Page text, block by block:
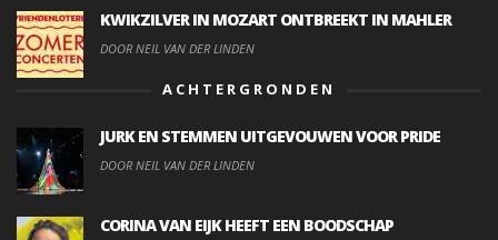
KWIKZILVER IN MOZART ONTBREEKT IN MAHLER
DOOR NEIL VAN DER LINDEN
ACHTERGRONDEN
JURK EN STEMMEN UITGEVOUWEN VOOR PRIDE
DOOR NEIL VAN DER LINDEN
CORINA VAN EIJK HEEFT EEN BOODSCHAP